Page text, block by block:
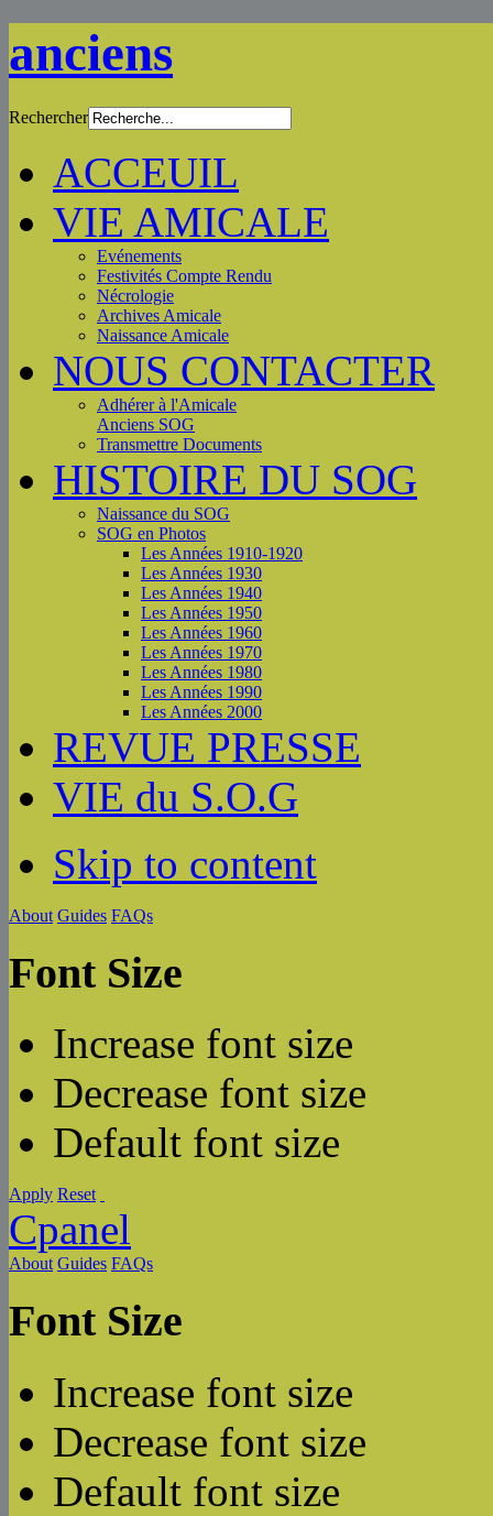
anciens
Rechercher
ACCEUIL
VIE AMICALE
Evénements
Festivités Compte Rendu
Nécrologie
Archives Amicale
Naissance Amicale
NOUS CONTACTER
Adhérer à l'Amicale
Anciens SOG
Transmettre Documents
HISTOIRE DU SOG
Naissance du SOG
SOG en Photos
Les Années 1910-1920
Les Années 1930
Les Années 1940
Les Années 1950
Les Années 1960
Les Années 1970
Les Années 1980
Les Années 1990
Les Années 2000
REVUE PRESSE
VIE du S.O.G
Skip to content
About Guides FAQs
Font Size
Increase font size
Decrease font size
Default font size
Apply Reset
Cpanel
About Guides FAQs
Font Size
Increase font size
Decrease font size
Default font size